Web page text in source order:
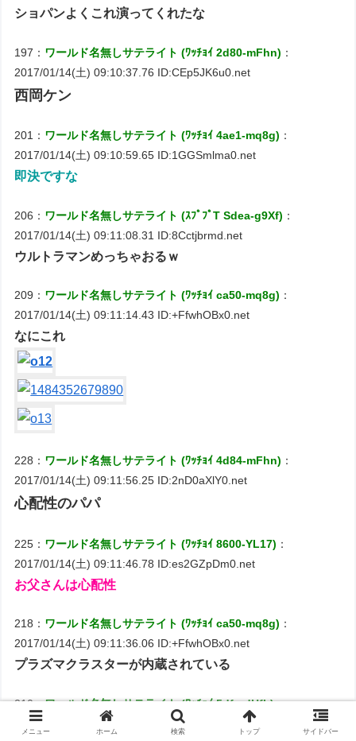
ショパンよくこれ演ってくれたな
197： ワールド名無しサテライト (ﾜｯﾁｮｲ 2d80-mFhn) ：
2017/01/14(土) 09:10:37.76 ID:CEp5JK6u0.net
西岡ケン
201： ワールド名無しサテライト (ﾜｯﾁｮｲ 4ae1-mq8g) ：
2017/01/14(土) 09:10:59.65 ID:1GGSmlma0.net
即決ですな
206： ワールド名無しサテライト (ｽﾌﾟﾌﾟT Sdea-g9Xf) ：
2017/01/14(土) 09:11:08.31 ID:8Cctjbrmd.net
ウルトラマンめっちゃおるｗ
209： ワールド名無しサテライト (ﾜｯﾁｮｲ ca50-mq8g) ：
2017/01/14(土) 09:11:14.43 ID:+FfwhOBx0.net
なにこれ
228： ワールド名無しサテライト (ﾜｯﾁｮｲ 4d84-mFhn) ：
2017/01/14(土) 09:11:56.25 ID:2nD0aXlY0.net
心配性のパパ
225： ワールド名無しサテライト (ﾜｯﾁｮｲ 8600-YL17) ：
2017/01/14(土) 09:11:46.78 ID:es2GZpDm0.net
お父さんは心配性
218： ワールド名無しサテライト (ﾜｯﾁｮｲ ca50-mq8g) ：
2017/01/14(土) 09:11:36.06 ID:+FfwhOBx0.net
プラズマクラスターが内蔵されている
210：ワールド名無しサテライト (ﾜｯﾁｮｲ 5dfc-dHfL)：
2017/01/14(土) 09:11:17.46 ID:BLycYd7V0.net
メニュー ホーム 検索 トップ サイドバー